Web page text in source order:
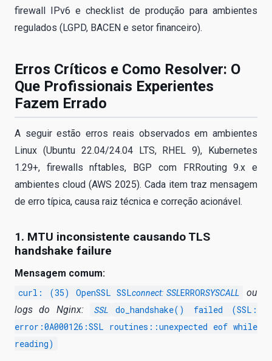
firewall IPv6 e checklist de produção para ambientes
regulados (LGPD, BACEN e setor financeiro).
Erros Críticos e Como Resolver: O
Que Profissionais Experientes
Fazem Errado
A seguir estão erros reais observados em ambientes
Linux (Ubuntu 22.04/24.04 LTS, RHEL 9), Kubernetes
1.29+, firewalls nftables, BGP com FRRouting 9.x e
ambientes cloud (AWS 2025). Cada item traz mensagem
de erro típica, causa raiz técnica e correção acionável.
1. MTU inconsistente causando TLS
handshake failure
Mensagem comum:
curl: (35) OpenSSL SSLconnect: SSLERRORSYSCALL
ou
logs do Nginx:
SSL
do_handshake() failed (SSL:
error:0A000126:SSL routines::unexpected eof while
reading)